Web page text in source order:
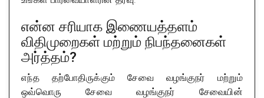
என்ன சரியாக இணையத்தளம்
விதிமுறைகள் மற்றும் நிபந்தனைகள்
அர்த்தம்?
எந்த தற்போதிருக்கும் சேவை வழங்குநர் மற்றும்
ஒவ்வொரு சேவை வழங்குநர் சேவையின்